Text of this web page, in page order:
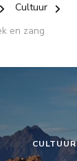
Cultuur
en zang
CULTUUR